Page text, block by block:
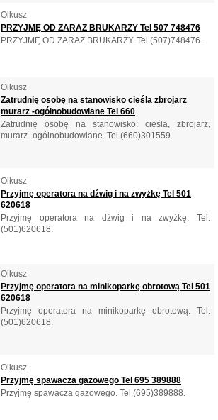
Olkusz
PRZYJMĘ OD ZARAZ BRUKARZY Tel 507 748476
PRZYJMĘ OD ZARAZ BRUKARZY. Tel.(507)748476.
Olkusz
Zatrudnię osobę na stanowisko cieśla zbrojarz
murarz -ogólnobudowlane Tel 660
Zatrudnię osobę na stanowisko: cieśla, zbrojarz,
murarz -ogólnobudowlane. Tel.(660)301559.
Olkusz
Przyjmę operatora na dźwig i na zwyżkę Tel 501
620618
Przyjmę operatora na dźwig i na zwyżkę. Tel.
(501)620618.
Olkusz
Przyjmę operatora na minikoparkę obrotową Tel 501
620618
Przyjmę operatora na minikoparkę obrotową. Tel.
(501)620618.
Olkusz
Przyjmę spawacza gazowego Tel 695 389888
Przyjmę spawacza gazowego. Tel.(695)389888.